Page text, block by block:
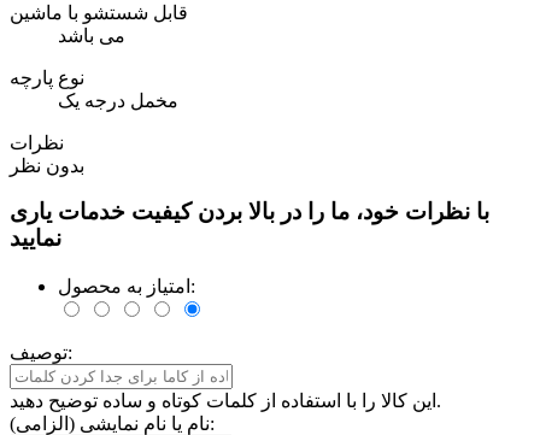
قابل شستشو با ماشین
می باشد
نوع پارچه
مخمل درجه یک
نظرات
بدون نظر
با نظرات خود، ما را در بالا بردن کیفیت خدمات یاری
نمایید
امتیاز به محصول:
توصیف:
این کالا را با استفاده از کلمات کوتاه و ساده توضیح دهید.
نام یا نام نمایشی (الزامی):